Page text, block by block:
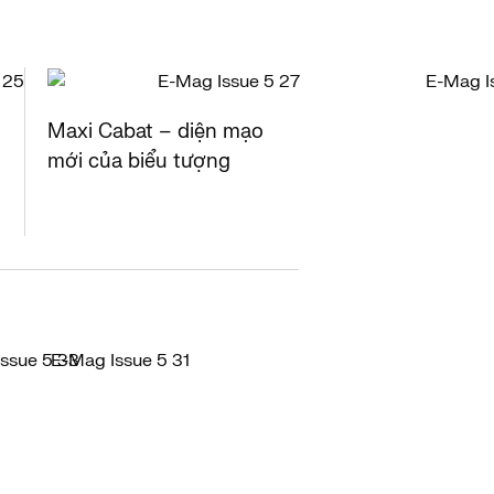
Maxi Cabat – diện mạo
mới của biểu tượng